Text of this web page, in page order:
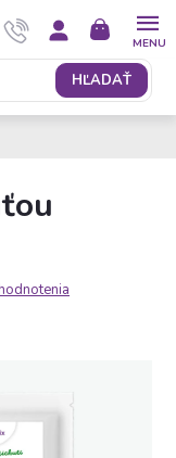
HĽADAŤ
NÁKUPNÝ
KOŠÍK